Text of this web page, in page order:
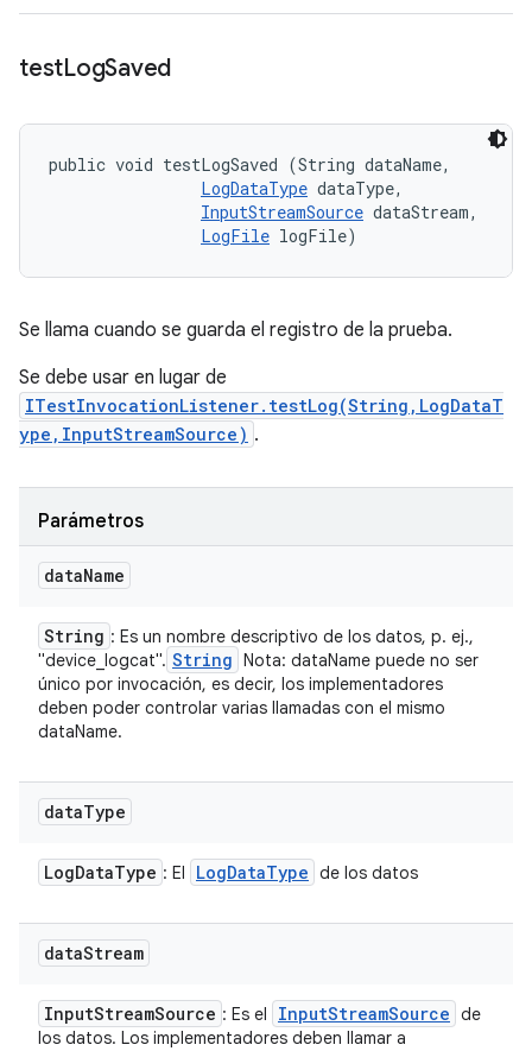
testLogSaved
public void testLogSaved (String dataName,
LogDataType dataType,
InputStreamSource dataStream,
LogFile logFile)
Se llama cuando se guarda el registro de la prueba.
Se debe usar en lugar de
ITestInvocationListener.testLog(String,LogDataT
ype,InputStreamSource) .
Parámetros
dataName
String : Es un nombre descriptivo de los datos, p. ej.,
"device_logcat". String Nota: dataName puede no ser
único por invocación, es decir, los implementadores
deben poder controlar varias llamadas con el mismo
dataName.
dataType
LogDataType : El LogDataType de los datos
dataStream
InputStreamSource : Es el InputStreamSource de
los datos. Los implementadores deben llamar a